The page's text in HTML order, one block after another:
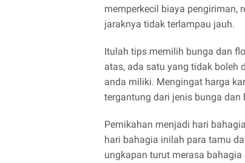
memperkecil biaya pengiriman,
jaraknya tidak terlampau jauh.
Itulah tips memilih bunga dan
atas, ada satu yang tidak boleh
anda miliki. Mengingat harga
tergantung dari jenis bunga dan
Pernikahan menjadi hari
hari bahagia inilah para tamu
ungkapan turut merasa